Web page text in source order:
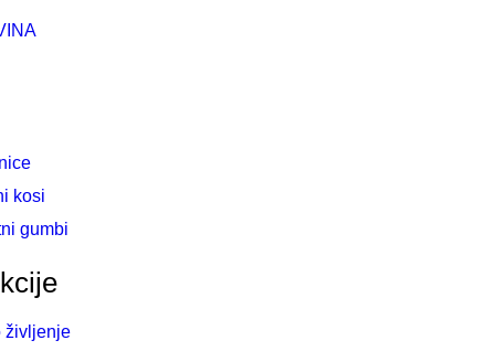
kosi
gumbi
življenje